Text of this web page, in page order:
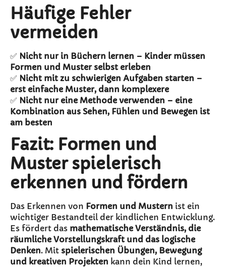
Häufige Fehler
vermeiden
✅ Nicht nur in Büchern lernen – Kinder müssen
Formen und Muster selbst erleben
✅ Nicht mit zu schwierigen Aufgaben starten –
erst einfache Muster, dann komplexere
✅ Nicht nur eine Methode verwenden – eine
Kombination aus Sehen, Fühlen und Bewegen ist
am besten
Fazit: Formen und
Muster spielerisch
erkennen und fördern
Das Erkennen von Formen und Mustern ist ein
wichtiger Bestandteil der kindlichen Entwicklung.
Es fördert das mathematische Verständnis, die
räumliche Vorstellungskraft und das logische
Denken. Mit spielerischen Übungen, Bewegung
und kreativen Projekten kann dein Kind lernen,